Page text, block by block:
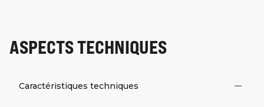
ASPECTS TECHNIQUES
Caractéristiques techniques